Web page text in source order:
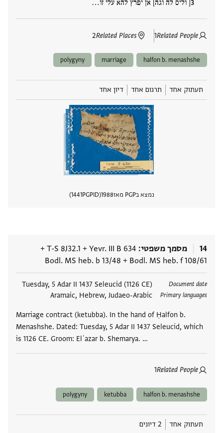
[ וליס לה וגה] אן יפרץ להא עלי זו‮…
Related People
1
Related Places
2
halfon b. menashshe
marriage
polygyny
תעתוק אחד תרגום אחד דיון אחד
נמצא בPGP מאז 1988
PGPID
1441
14 מסמך משפטי Yevr. III B 634
+
T-S 8J32.1
+
Bodl. MS heb. f 108/61
+
Bodl. MS heb. b 13/48
Document date
Tuesday, 5 Adar II 1437 Seleucid (1126 CE)
Primary languages
Aramaic, Hebrew, Judaeo-Arabic
Marriage contract (ketubba). In the hand of Ḥalfon b.
Menashshe. Dated: Tuesday, 5 Adar II 1437 Seleucid, which
is 1126 CE. Groom: Elʿazar b. Shemarya. …
Related People
1
תגים
halfon b. menashshe
ketubba
polygyny
תעתוק אחד 2 דיונים